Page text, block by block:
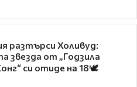
разтърси Холивуд:
звезда от „Годзила
си отиде на 18🕊️